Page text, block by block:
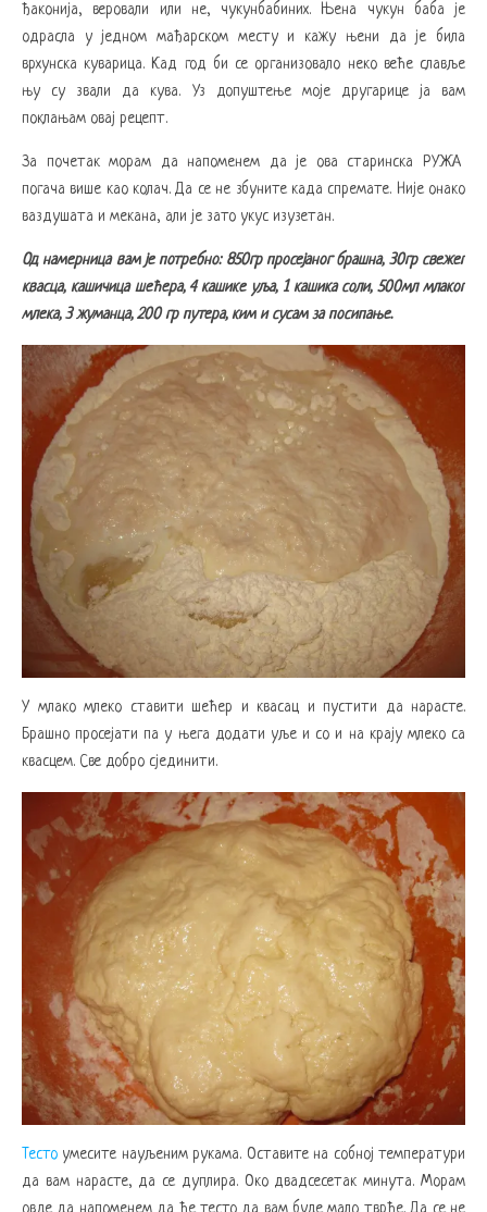
ђаконија, веровали или не, чукунбабиних. Њена чукун баба је
одрасла у једном мађарском месту и кажу њени да је била
врхунска куварица. Кад год би се организовало неко веће славље
њу су звали да кува. Уз допуштење моје другарице ја вам
поклањам овај рецепт.
За почетак морам да напоменем да је ова старинска РУЖА
погача више као колач. Да се не збуните када спремате. Није онако
ваздушата и мекана, али је зато укус изузетан.
Од намерница вам је потребно: 850гр просејаног брашна, 30гр свежег
квасца, кашичица шећера, 4 кашике уља, 1 кашика соли, 500мл млаког
млека, 3 жуманца, 200 гр путера, ким и сусам за посипање.
У млако млеко ставити шећер и квасац и пустити да нарасте.
Брашно просејати па у њега додати уље и со и на крају млеко са
квасцем. Све добро сјединити.
Тесто умесите науљеним рукама. Оставите на собној температури
да вам нарасте, да се дуплира. Око двадсесетак минута. Морам
овде да напоменем да ће тесто да вам буде мало тврђе. Да се не